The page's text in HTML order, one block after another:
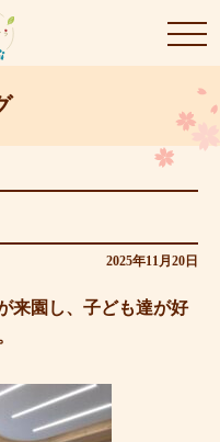
2025年11月20日
来園し、子ども達が好